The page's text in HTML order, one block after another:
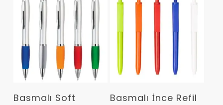
Devamını Oku
Basmalı Soft
Devamını Oku
Basmalı İnce Refil